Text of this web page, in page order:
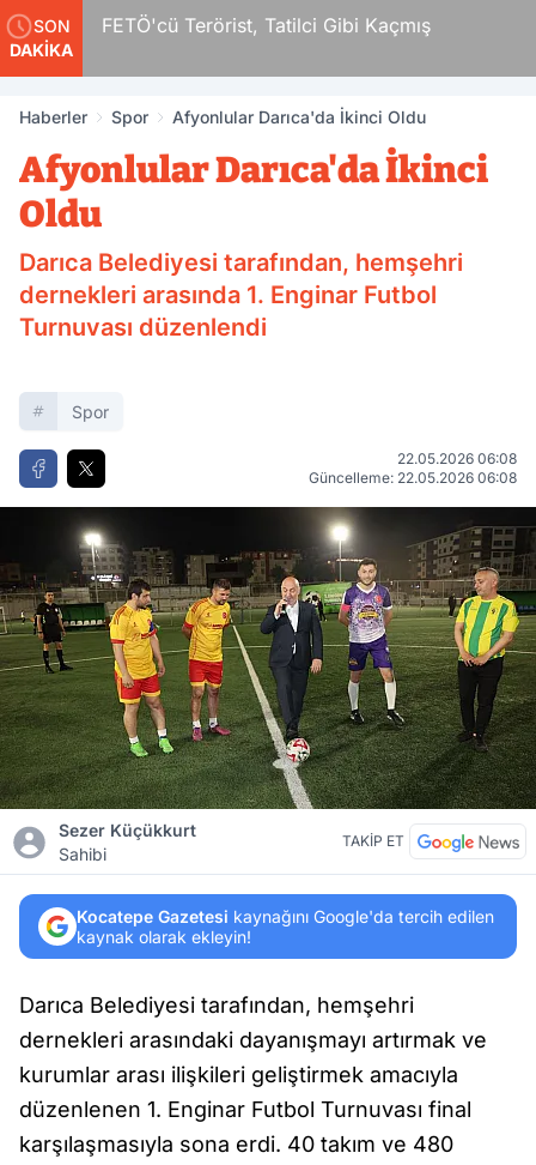
SON
DAKİKA
FETÖ'cü Terörist, Tatilci Gibi Kaçmış
Haberler Spor Afyonlular Darıca'da İkinci Oldu
Afyonlular Darıca'da İkinci
Oldu
Darıca Belediyesi tarafından, hemşehri
dernekleri arasında 1. Enginar Futbol
Turnuvası düzenlendi
Spor
22.05.2026 06:08
Güncelleme: 22.05.2026 06:08
Sezer Küçükkurt
Sahibi
TAKİP ET
Kocatepe Gazetesi kaynağını Google'da tercih edilen
kaynak olarak ekleyin!
Darıca Belediyesi tarafından, hemşehri
dernekleri arasındaki dayanışmayı artırmak ve
kurumlar arası ilişkileri geliştirmek amacıyla
düzenlenen 1. Enginar Futbol Turnuvası final
karşılaşmasıyla sona erdi. 40 takım ve 480